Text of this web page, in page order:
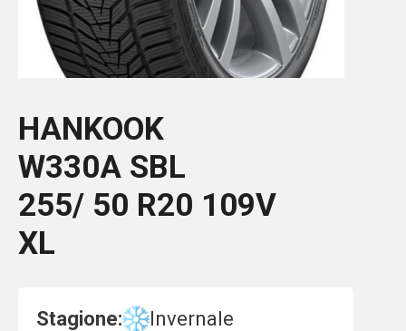
HANKOOK
W330A SBL
255/ 50 R20 109V
XL
Stagione: Invernale